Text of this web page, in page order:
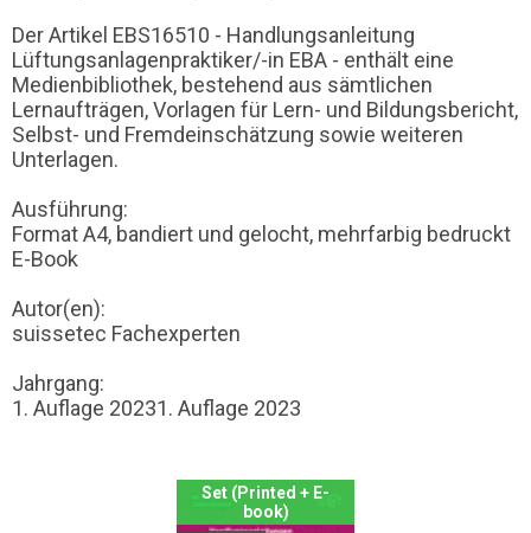
Der Artikel EBS16510 - Handlungsanleitung
Lüftungsanlagenpraktiker/-in EBA - enthält eine
Medienbibliothek, bestehend aus sämtlichen
Lernaufträgen, Vorlagen für Lern- und Bildungsbericht,
Selbst- und Fremdeinschätzung sowie weiteren
Unterlagen.
Ausführung:
Format A4, bandiert und gelocht, mehrfarbig bedruckt
E-Book
Autor(en):
suissetec Fachexperten
Jahrgang:
1. Auflage 20231. Auflage 2023
Set (Printed + E-
book)